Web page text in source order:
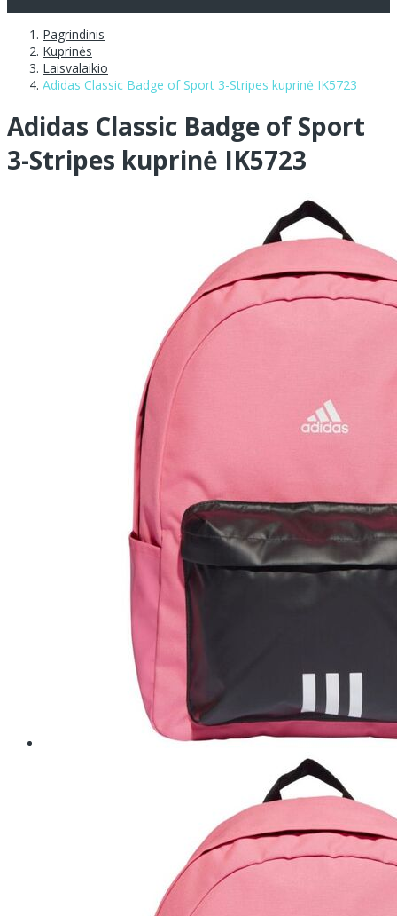
Pagrindinis
Kuprinės
Laisvalaikio
Adidas Classic Badge of Sport 3-Stripes kuprinė IK5723
Adidas Classic Badge of Sport
3-Stripes kuprinė IK5723